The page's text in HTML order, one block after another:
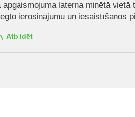
apgaismojuma laterna minētā vietā
ierosinājumu un iesaistīšanos
Atbildēt